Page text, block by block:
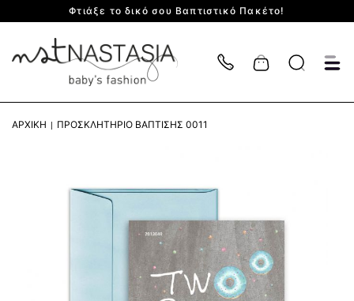
Φτιάξε το δικό σου Βαπτιστικό Πακέτο!
Cart
ΑΡΧΙΚΉ ΠΡΟΣΚΛΗΤΉΡΙΟ ΒΆΠΤΙΣΗΣ 0011